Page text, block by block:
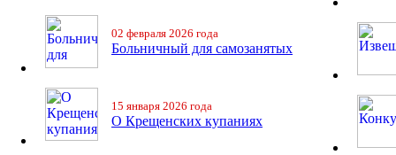
02 февраля 2026 года
Больничный для самозанятых
15 января 2026 года
О Крещенских купаниях